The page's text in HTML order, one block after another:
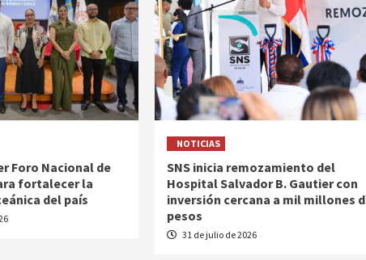
Foro Nacional de
fortalecer la
del país
NOTICIAS
SNS inicia remozamiento del
Hospital Salvador B. Gautier con
inversión cercana a mil millones
pesos
31 de julio de 2026